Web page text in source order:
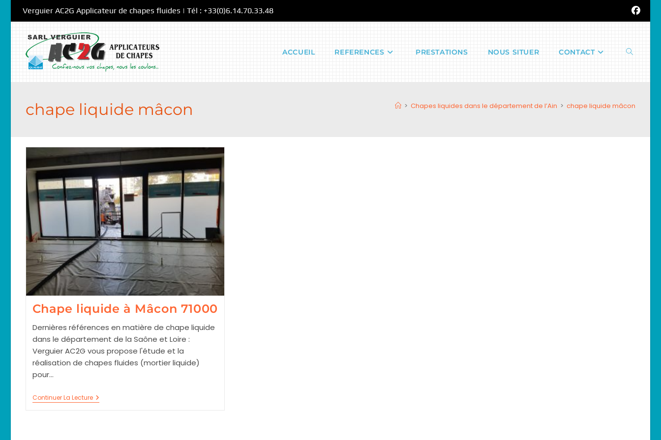
Verguier AC2G Applicateur de chapes fluides | Tél : +33(0)6.14.70.33.48
ACCUEIL REFERENCES PRESTATIONS NOUS SITUER CONTACT Toggle
chape liquide mâcon > Chapes liquides dans le département de l’Ain > chape liquide mâcon
Chape liquide à Mâcon 71000
Dernières références en matière de chape liquide
dans le département de la Saône et Loire :
Verguier AC2G vous propose l'étude et la
réalisation de chapes fluides (mortier liquide)
pour…
Continuer La LectureChape
Liquide